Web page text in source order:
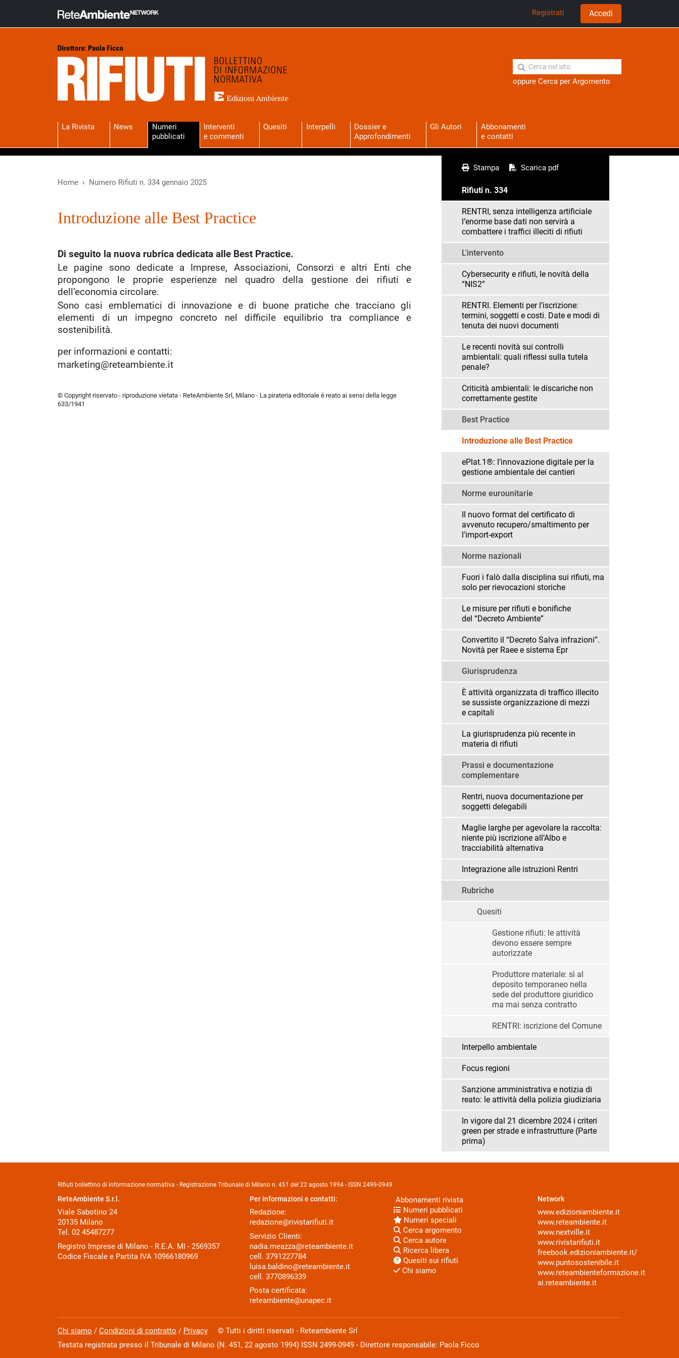
Registrati Accedi
oppure Cerca per Argomento
La Rivista News
Numeri
pubblicati
Interventi
e commenti
Quesiti Interpelli
Dossier e
Approfondimenti
Gli Autori
Abbonamenti
e contatti
Home Numero Rifiuti n. 334 gennaio 2025
Introduzione alle Best Practice
Di seguito la nuova rubrica dedicata alle Best Practice.
Le pagine sono dedicate a Imprese, Associazioni, Consorzi e altri Enti che
propongono le proprie esperienze nel quadro della gestione dei rifiuti e
dell’economia circolare.
Sono casi emblematici di innovazione e di buone pratiche che tracciano gli
elementi di un impegno concreto nel difficile equilibrio tra compliance e
sostenibilità.
per informazioni e contatti:
marketing@reteambiente.it
© Copyright riservato - riproduzione vietata - ReteAmbiente Srl, Milano - La pirateria editoriale è reato ai sensi della legge
633/1941
Stampa Scarica pdf
Rifiuti n. 334
RENTRI, senza intelligenza artificiale
l’enorme base dati non servirà a
combattere i traffici illeciti di rifiuti
L'intervento
Cybersecurity e rifiuti, le novità della
“NIS2”
RENTRI. Elementi per l’iscrizione:
termini, soggetti e costi. Date e modi di
tenuta dei nuovi documenti
Le recenti novità sui controlli
ambientali: quali riflessi sulla tutela
penale?
Criticità ambientali: le discariche non
correttamente gestite
Best Practice
Introduzione alle Best Practice
ePlat.1®: l’innovazione digitale per la
gestione ambientale dei cantieri
Norme eurounitarie
Il nuovo format del certificato di
avvenuto recupero/smaltimento per
l'import-export
Norme nazionali
Fuori i falò dalla disciplina sui rifiuti, ma
solo per rievocazioni storiche
Le misure per rifiuti e bonifiche
del “Decreto Ambiente”
Convertito il “Decreto Salva infrazioni”.
Novità per Raee e sistema Epr
Giurisprudenza
È attività organizzata di traffico illecito
se sussiste organizzazione di mezzi
e capitali
La giurisprudenza più recente in
materia di rifiuti
Prassi e documentazione
complementare
Rentri, nuova documentazione per
soggetti delegabili
Maglie larghe per agevolare la raccolta:
niente più iscrizione all’Albo e
tracciabilità alternativa
Integrazione alle istruzioni Rentri
Rubriche
Quesiti
Gestione rifiuti: le attività
devono essere sempre
autorizzate
Produttore materiale: sì al
deposito temporaneo nella
sede del produttore giuridico
ma mai senza contratto
RENTRI: iscrizione del Comune
Interpello ambientale
Focus regioni
Sanzione amministrativa e notizia di
reato: le attività della polizia giudiziaria
In vigore dal 21 dicembre 2024 i criteri
green per strade e infrastrutture (Parte
prima)
Rifiuti bollettino di informazione normativa - Registrazione Tribunale di Milano n. 451 del 22 agosto 1994 - ISSN 2499-0949
ReteAmbiente S.r.l.
Viale Sabotino 24
20135 Milano
Tel. 02 45487277
Registro Imprese di Milano - R.E.A. MI - 2569357
Codice Fiscale e Partita IVA 10966180969
Per informazioni e contatti:
Redazione:
redazione@rivistarifiuti.it
Servizio Clienti:
nadia.meazza@reteambiente.it
cell. 3791227784
luisa.baldino@reteambiente.it
cell. 3770896339
Posta certificata:
reteambiente@unapec.it
Abbonamenti rivista
Numeri pubblicati
Numeri speciali
Cerca argomento
Cerca autore
Ricerca libera
Quesiti sui rifiuti
Chi siamo
Network
www.edizioniambiente.it
www.reteambiente.it
www.nextville.it
www.rivistarifiuti.it
freebook.edizioniambiente.it/
www.puntosostenibile.it
www.reteambienteformazione.it
ai.reteambiente.it
Chi siamo / Condizioni di contratto / Privacy © Tutti i diritti riservati - Reteambiente Srl
Testata registrata presso il Tribunale di Milano (N. 451, 22 agosto 1994) ISSN 2499-0949 - Direttore responsabile: Paola Ficco